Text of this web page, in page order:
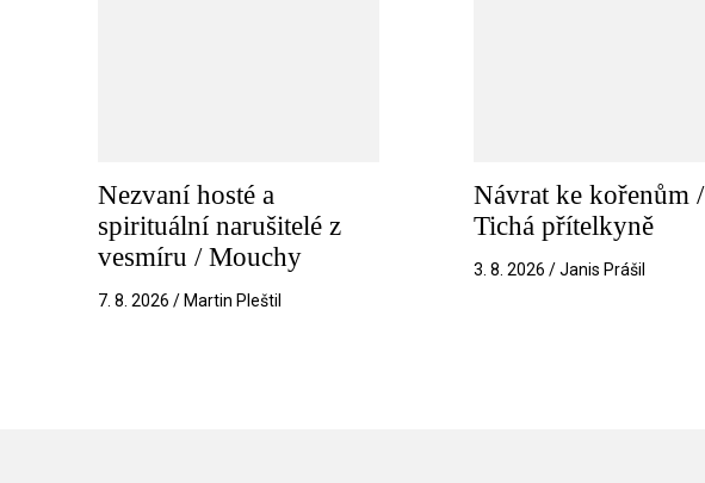
Nezvaní hosté a
spirituální narušitelé z
vesmíru / Mouchy
7. 8. 2026 / Martin Pleštil
Návrat ke kořenům /
Tichá přítelkyně
3. 8. 2026 / Janis Prášil